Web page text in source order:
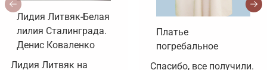
Лидия Литвяк-Белая
лилия Сталинграда.
Денис Коваленко
Лидия Литвяк на
Платье
погребальное
Спасибо, все получили.